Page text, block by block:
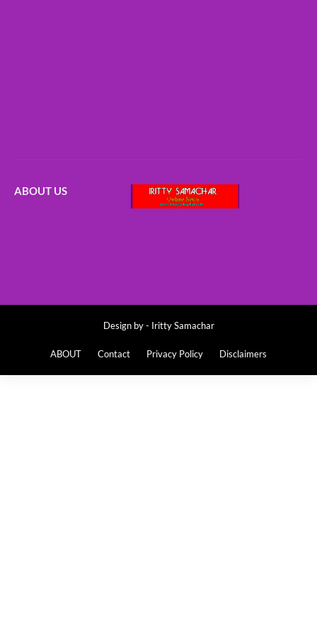
ABOUT US
Design by - Iritty Samachar
ABOUT Contact Privacy Policy Disclaimers